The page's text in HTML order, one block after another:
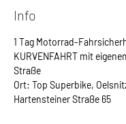
Info
1 Tag Motorrad-
KURVENFAHRT mit
Straße
Ort: Top Superbike,
Hartensteiner Straße 65